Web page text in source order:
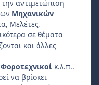
αντιμετώπιση
Μηχανικών
Μελέτες,
σε θέματα
και άλλες
Φοροτεχνικοί κ.λ.π..
να βρίσκει